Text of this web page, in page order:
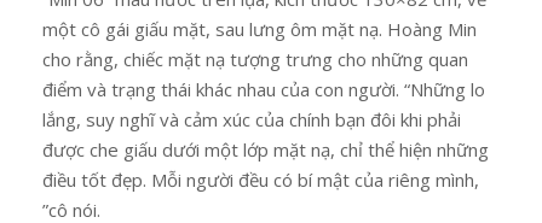
một cô gái giấu mặt, sau lưng ôm mặt nạ. Hoàng Min
cho rằng, chiếc mặt nạ tượng trưng cho những quan
điểm và trạng thái khác nhau của con người. “Những lo
lắng, suy nghĩ và cảm xúc của chính bạn đôi khi phải
được che giấu dưới một lớp mặt nạ, chỉ thể hiện những
điều tốt đẹp. Mỗi người đều có bí mật của riêng mình,
”cô nói.